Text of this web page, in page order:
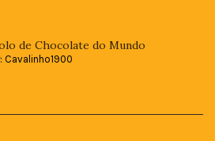
de Chocolate do Mundo
Cavalinho1900